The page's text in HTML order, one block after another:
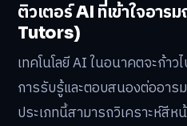
ติวเตอร์ AI ที่เข้าใจอา
Tutors)
เทคโนโลยี AI ในอนาคตจะก้า
การรับรู้และตอบสนองต่ออา
ประเภทนี้สามารถวิเคราะห์สีห